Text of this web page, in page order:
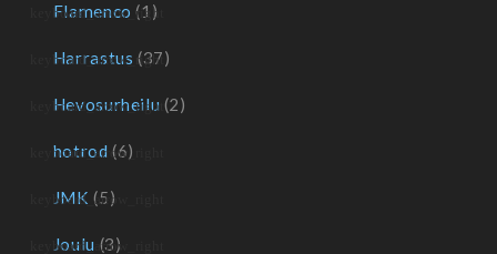
Flamenco (1)
Harrastus (37)
Hevosurheilu (2)
hotrod (6)
JMK (5)
Joulu (3)